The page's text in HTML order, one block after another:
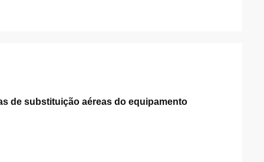
de substituição aéreas do equipamento